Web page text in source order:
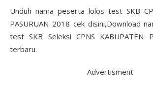
Unduh nama peserta lolos test SKB
PASURUAN 2018 cek disini,Download
test SKB Seleksi CPNS KABUPATEN
terbaru.
Advertisment